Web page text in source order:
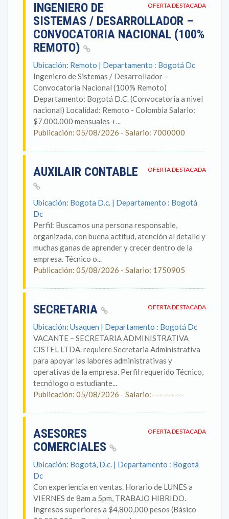
OFERTA DESTACADA
INGENIERO DE
SISTEMAS / DESARROLLADOR –
CONVOCATORIA NACIONAL (100%
REMOTO)
Ubicación: Remoto | Departamento : Bogotá Dc
Ingeniero de Sistemas / Desarrollador –
Convocatoria Nacional (100% Remoto)
Departamento: Bogotá D.C. (Convocatoria a nivel
nacional) Localidad: Remoto - Colombia Salario:
$7.000.000 mensuales +...
Publicación: 05/08/2026 - Salario: 7000000
OFERTA DESTACADA
AUXILAIR CONTABLE
Ubicación: Bogota D.c. | Departamento : Bogotá
Dc
Perfil: Buscamos una persona responsable,
organizada, con buena actitud, atención al detalle y
muchas ganas de aprender y crecer dentro de la
empresa. Técnico o...
Publicación: 05/08/2026 - Salario: 1750905
OFERTA DESTACADA
SECRETARIA
Ubicación: Usaquen | Departamento : Bogotá Dc
VACANTE – SECRETARIA ADMINISTRATIVA
CISTEL LTDA. requiere Secretaria Administrativa
para apoyar las labores administrativas y
operativas de la empresa. Perfil requerido Técnico,
tecnólogo o estudiante...
Publicación: 05/08/2026 - Salario: ----------
OFERTA DESTACADA
ASESORES
COMERCIALES
Ubicación: Bogotá, D.c. | Departamento : Bogotá
Dc
Con experiencia en ventas. Horario de LUNES a
VIERNES de 8am a 5pm, TRABAJO HIBRIDO.
Ingresos superiores a $4,800,000 pesos (Básico